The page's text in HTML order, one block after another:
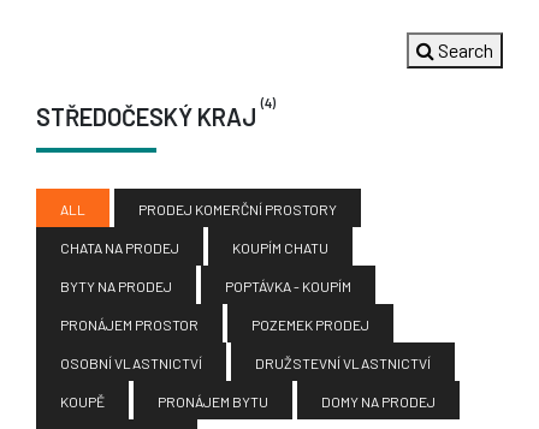
Search
STŘEDOČESKÝ KRAJ (4)
ALL PRODEJ KOMERČNÍ PROSTORY
CHATA NA PRODEJ KOUPÍM CHATU
BYTY NA PRODEJ POPTÁVKA - KOUPÍM
PRONÁJEM PROSTOR POZEMEK PRODEJ
OSOBNÍ VLASTNICTVÍ DRUŽSTEVNÍ VLASTNICTVÍ
KOUPĚ PRONÁJEM BYTU DOMY NA PRODEJ